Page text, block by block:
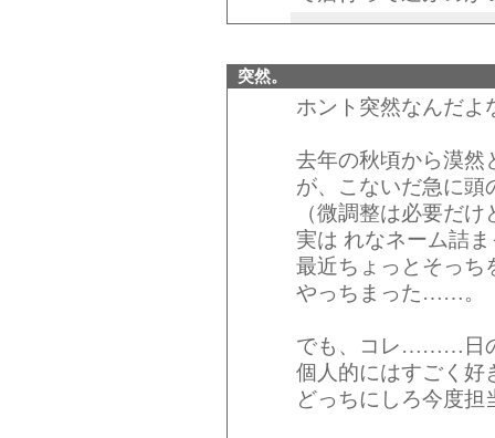
突然。
ホント突然なんだ
去年の秋頃から漠然
が、こないだ急に頭
（微調整は必要だけ
実は れなネーム詰
最近ちょっとそっち
やっちまった……。
でも、コレ………日
個人的にはすごく
どっちにしろ今度